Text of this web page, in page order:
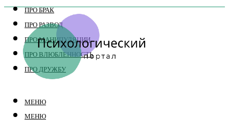
ПРО БРАК
ПРО РАЗВОД
ПРО МАНИПУЛЯЦИИ
ПРО ВЛЮБЛЕННОСТЬ
ПРО ДРУЖБУ
МЕНЮ
МЕНЮ